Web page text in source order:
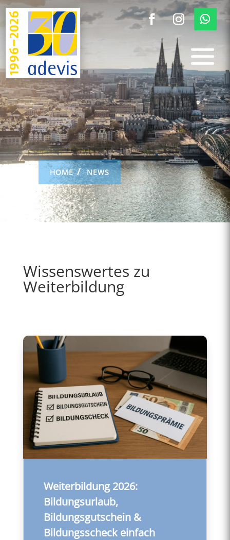
HOME NEWS
Wissenswertes zu
Weiterbildung
Weiterbildung 2026:
Bildungsurlaub,
Bildungsgutschein &
Bildungsscheck einfach